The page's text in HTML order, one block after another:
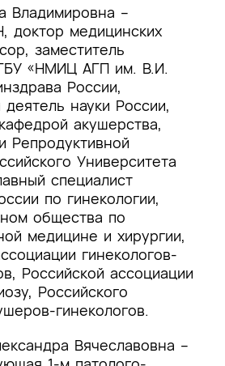
in female
Int J Surg. 2017.
Di Iorio R., Matteo M.,
P., Indraccolo S.R. The
endometrial polyps: a
quantitative review. Eur J
2013.
al. Functional
in infertile asymptomatic
evolution of vascular
to endometritis. Eur J
Biol. 2013.
al. Prevalence of
cavity abnormalities
hysteroscopy prior to in
Reprod. 2010.
Владимировна –
доктор медицинских
заместитель
«НМИЦ АГП им. В.И.
России,
науки России,
акушерства,
Репродуктивной
Университета
специалист
по гинекологии,
общества по
медицине и хирургии,
гинекологов-
Российской ассоциации
Российского
гинекологов.
Вячеславовна –